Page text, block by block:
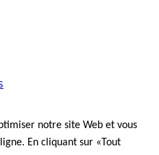
notre site Web et vous
En cliquant sur «Tout